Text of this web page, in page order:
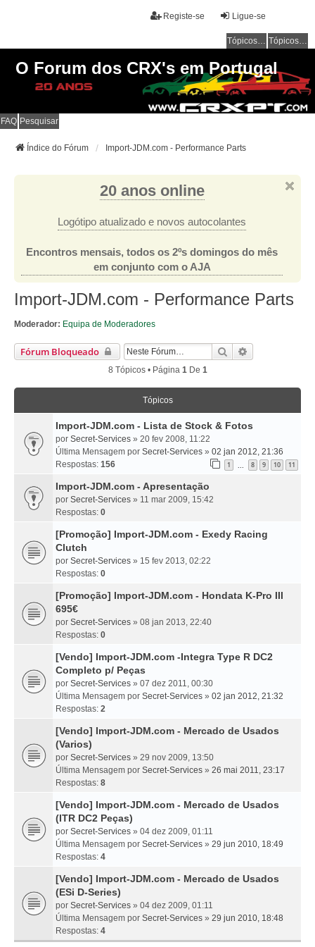
Ligue-se
Registe-se
Tópicos sem resposta Tópicos ativos
O Forum dos CRX's em Portugal
FAQ Pesquisar
Índice do Fórum Import-JDM.com - Performance Parts
20 anos online
Logótipo atualizado e novos autocolantes
Encontros mensais, todos os 2ºs domingos do mês
em conjunto com o AJA
Import-JDM.com - Performance Parts
Moderador: Equipa de Moderadores
Fórum Bloqueado Pesquisar
8 Tópicos • Página 1De 1
Tópicos
Import-JDM.com - Lista de Stock & Fotos
por Secret-Services » 20 fev 2008, 11:22
Última Mensagem por Secret-Services » 02 jan 2012, 21:36
Respostas: 156 1 8 9 10 11
Import-JDM.com - Apresentação
por Secret-Services » 11 mar 2009, 15:42
Respostas: 0
[Promoção] Import-JDM.com - Exedy Racing
Clutch
por Secret-Services » 15 fev 2013, 02:22
Respostas: 0
[Promoção] Import-JDM.com - Hondata K-Pro III
695€
por Secret-Services » 08 jan 2013, 22:40
Respostas: 0
[Vendo] Import-JDM.com -Integra Type R DC2
Completo p/ Peças
por Secret-Services » 07 dez 2011, 00:30
Última Mensagem por Secret-Services » 02 jan 2012, 21:32
Respostas: 2
[Vendo] Import-JDM.com - Mercado de Usados
(Varios)
por Secret-Services » 29 nov 2009, 13:50
Última Mensagem por Secret-Services » 26 mai 2011, 23:17
Respostas: 8
[Vendo] Import-JDM.com - Mercado de Usados
(ITR DC2 Peças)
por Secret-Services » 04 dez 2009, 01:11
Última Mensagem por Secret-Services » 29 jun 2010, 18:49
Respostas: 4
[Vendo] Import-JDM.com - Mercado de Usados
(ESi D-Series)
por Secret-Services » 04 dez 2009, 01:11
Última Mensagem por Secret-Services » 29 jun 2010, 18:48
Respostas: 4